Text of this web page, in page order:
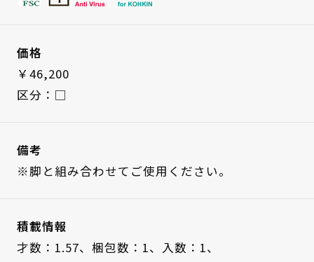
価格
￥46,200
区分：□
備考
※脚と組み合わせてご使用ください。
積載情報
才数：1.57、 梱包数：1、
入数：1、